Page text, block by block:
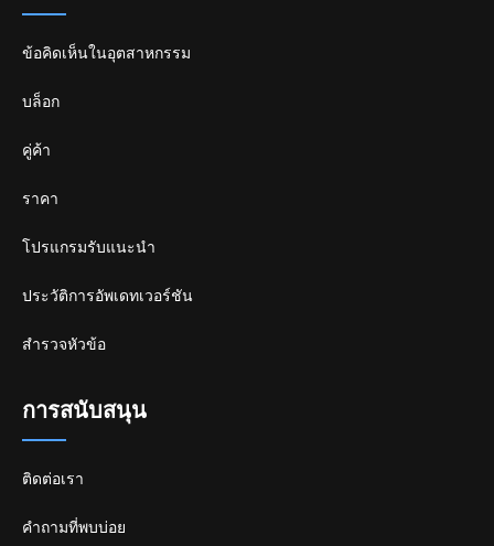
ข้อคิดเห็นในอุตสาหกรรม
บล็อก
คู่ค้า
ราคา
โปรแกรมรับแนะนำ
ประวัติการอัพเดทเวอร์ชัน
สำรวจหัวข้อ
การสนับสนุน
ติดต่อเรา
คำถามที่พบบ่อย